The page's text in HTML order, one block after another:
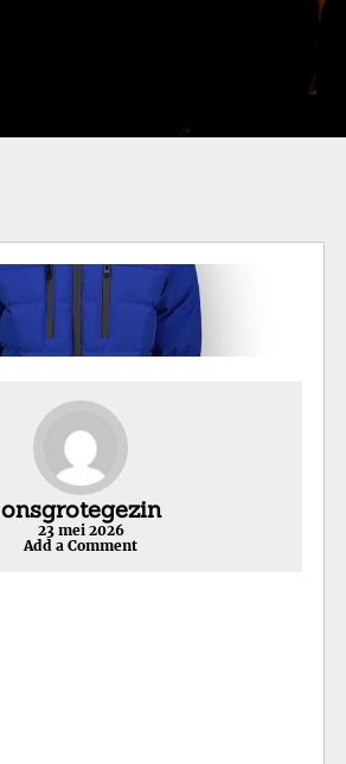
onsgrotegezin
23 mei 2026
Add a Comment